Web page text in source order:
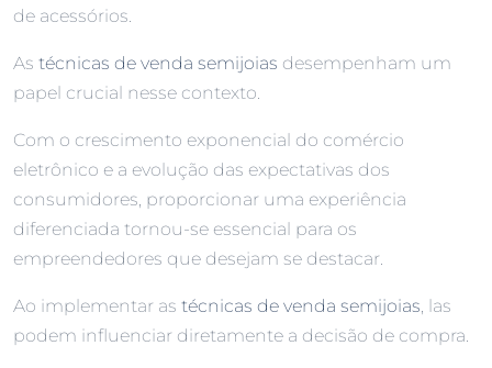
de acessórios.
As técnicas de venda semijoias desempenham um
papel crucial nesse contexto.
Com o crescimento exponencial do comércio
eletrônico e a evolução das expectativas dos
consumidores, proporcionar uma experiência
diferenciada tornou-se essencial para os
empreendedores que desejam se destacar.
Ao implementar as técnicas de venda semijoias, las
podem influenciar diretamente a decisão de compra.